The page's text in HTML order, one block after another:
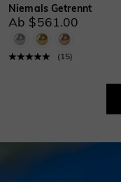
Niemals Getrennt
Ab $561.00
( 15)